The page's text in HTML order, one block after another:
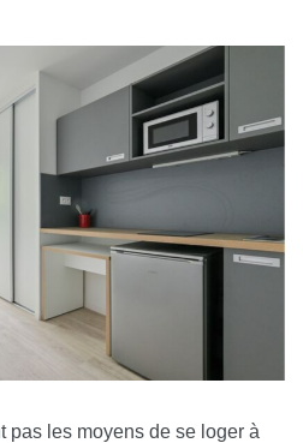
pas les moyens de se loger à